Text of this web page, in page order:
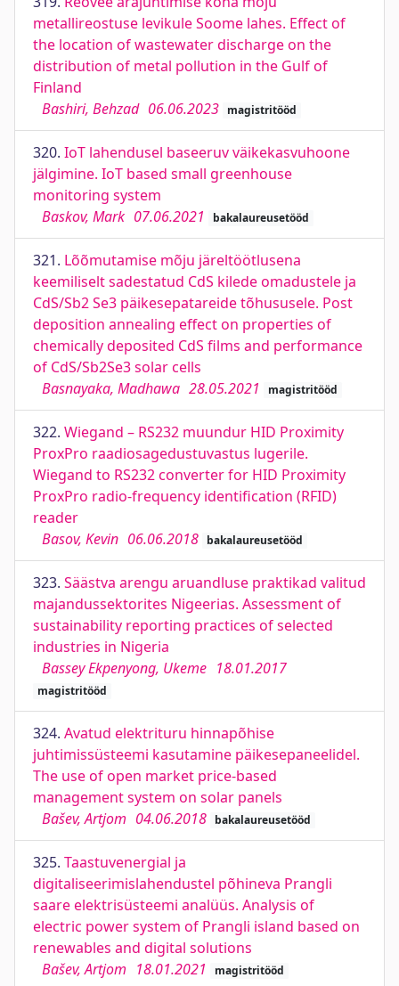
metallireostuse levikule Soome lahes. Effect of
the location of wastewater discharge on the
distribution of metal pollution in the Gulf of
Finland
Bashiri, Behzad 06.06.2023 magistritööd
320. IoT lahendusel baseeruv väikekasvuhoone
jälgimine. IoT based small greenhouse
monitoring system
Baskov, Mark 07.06.2021 bakalaureusetööd
321. Lõõmutamise mõju järeltöötlusena
keemiliselt sadestatud CdS kilede omadustele ja
CdS/Sb2 Se3 päikesepatareide tõhususele. Post
deposition annealing effect on properties of
chemically deposited CdS films and performance
of CdS/Sb2Se3 solar cells
Basnayaka, Madhawa 28.05.2021 magistritööd
322. Wiegand – RS232 muundur HID Proximity
ProxPro raadiosagedustuvastus lugerile.
Wiegand to RS232 converter for HID Proximity
ProxPro radio-frequency identification (RFID)
reader
Basov, Kevin 06.06.2018 bakalaureusetööd
323. Säästva arengu aruandluse praktikad valitud
majandussektorites Nigeerias. Assessment of
sustainability reporting practices of selected
industries in Nigeria
Bassey Ekpenyong, Ukeme 18.01.2017
magistritööd
324. Avatud elektrituru hinnapõhise
juhtimissüsteemi kasutamine päikesepaneelidel.
The use of open market price-based
management system on solar panels
Bašev, Artjom 04.06.2018 bakalaureusetööd
325. Taastuvenergial ja
digitaliseerimislahendustel põhineva Prangli
saare elektrisüsteemi analüüs. Analysis of
electric power system of Prangli island based on
renewables and digital solutions
Bašev, Artjom 18.01.2021 magistritööd